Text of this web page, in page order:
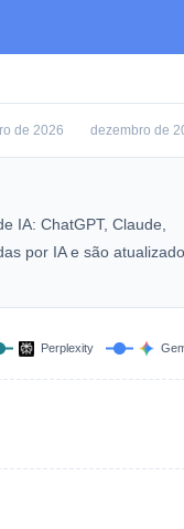
de 2026 dezembro de
IA: ChatGPT, Claude,
por IA e são